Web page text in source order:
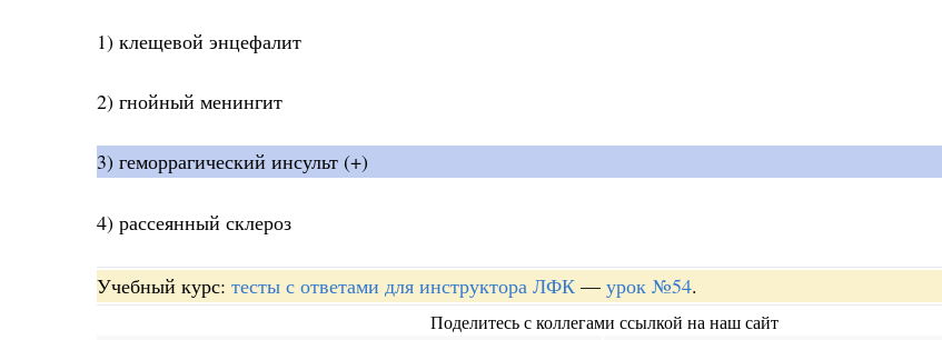
1) клещевой энцефалит
2) гнойный менингит
3) геморрагический инсульт (+)
4) рассеянный склероз
Учебный курс: тесты с ответами для инструктора ЛФК — урок №54.
Поделитесь с коллегами ссылкой на наш сайт